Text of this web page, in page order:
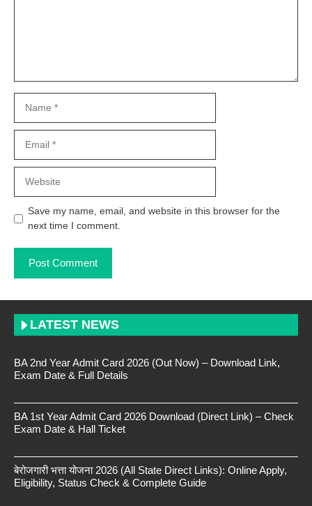
Save my name, email, and website in this browser for the
next time I comment.
LATEST NEWS
BA 2nd Year Admit Card 2026 (Out Now) – Download Link,
Exam Date & Full Details
BA 1st Year Admit Card 2026 Download (Direct Link) – Check
Exam Date & Hall Ticket
बेरोजगारी भत्ता योजना 2026 (All State Direct Links): Online Apply,
Eligibility, Status Check & Complete Guide